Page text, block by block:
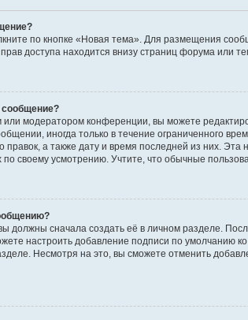
по кнопке «Новая тема». Для размещения
доступа находится внизу страниц форума
сообщение?
модератором конференции, вы можете
иногда только в течение ограниченного
правок, а также дату и время последней из них.
своему усмотрению. Учтите, что обычные
должны сначала создать её в личном разделе.
настроить добавление подписи по
Несмотря на это, вы сможете отменить